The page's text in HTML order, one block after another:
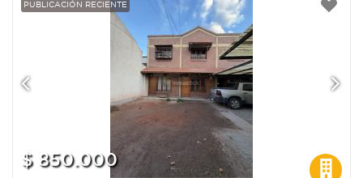
PUBLICACIÓN RECIENTE
$ 850.000